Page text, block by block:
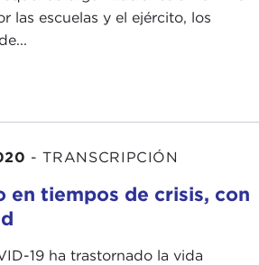
las escuelas y el ejército, los
- TRANSCRIPCIÓN
en tiempos de crisis, con
19 ha trastornado la vida